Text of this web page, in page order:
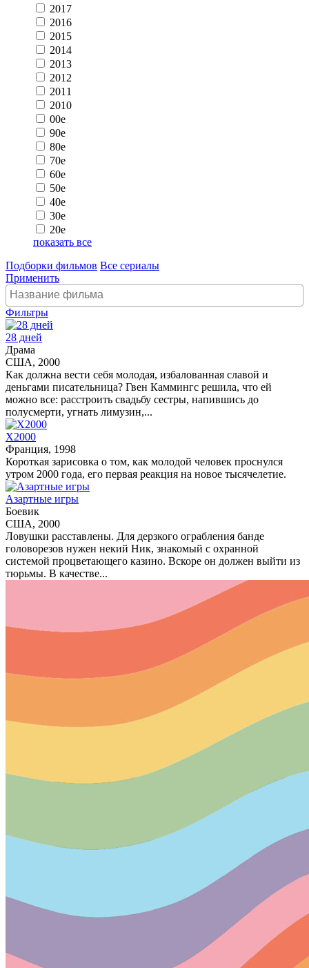
2017
2016
2015
2014
2013
2012
2011
2010
00e
90e
80e
70e
60e
50e
40e
30e
20e
показать все
Подборки фильмов Все сериалы
Применить
Фильтры
28 дней
Драма
США, 2000
Как должна вести себя молодая, избалованная славой и
деньгами писательница? Гвен Каммингс решила, что ей
можно все: расстроить свадьбу сестры, напившись до
полусмерти, угнать лимузин,...
X2000
Франция, 1998
Короткая зарисовка о том, как молодой человек проснулся
утром 2000 года, его первая реакция на новое тысячелетие.
Азартные игры
Боевик
США, 2000
Ловушки расставлены. Для дерзкого ограбления банде
головорезов нужен некий Ник, знакомый с охранной
системой процветающего казино. Вскоре он должен выйти из
тюрьмы. В качестве...